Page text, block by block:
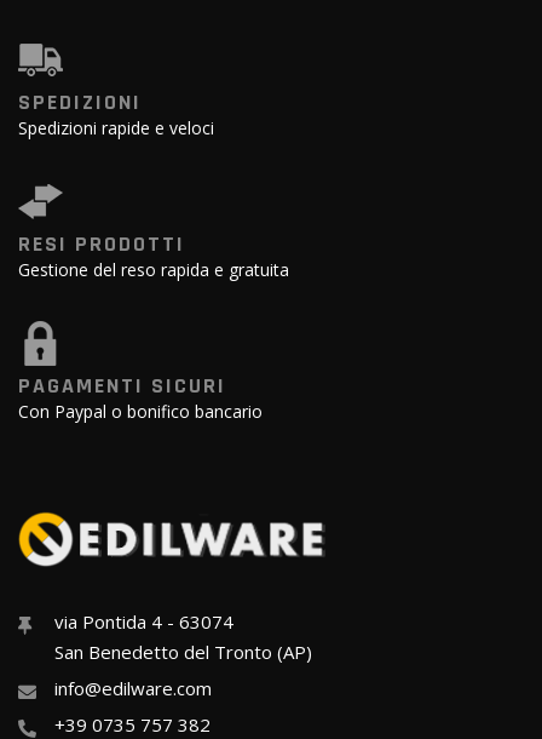
SPEDIZIONI
Spedizioni rapide e veloci
RESI PRODOTTI
Gestione del reso rapida e gratuita
PAGAMENTI SICURI
Con Paypal o bonifico bancario
via Pontida 4 - 63074
San Benedetto del Tronto (AP)
info@edilware.com
+39 0735 757 382